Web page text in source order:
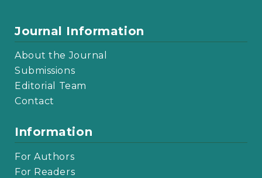
Journal Information
About the Journal
Submissions
Editorial Team
Contact
Information
For Authors
For Readers